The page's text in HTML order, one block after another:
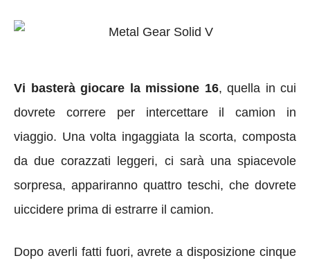
Vi basterà giocare la missione 16, quella in cui
dovrete correre per intercettare il camion in
viaggio. Una volta ingaggiata la scorta, composta
da due corazzati leggeri, ci sarà una spiacevole
sorpresa, appariranno quattro teschi, che dovrete
uiccidere prima di estrarre il camion.
Dopo averli fatti fuori, avrete a disposizione cinque